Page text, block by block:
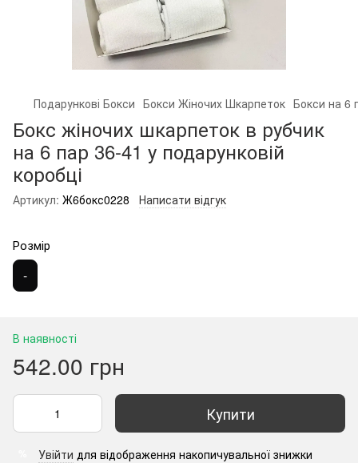
Подарункові Бокси Бокси Жіночих Шкарпеток Бокси на 6
Бокс жіночих шкарпеток в рубчик
на 6 пар 36-41 у подарунковій
коробці
Артикул: Ж6бокс0228 Написати відгук
Розмір
-
В наявності
542.00 грн
Купити
Увійти для відображення накопичувальної знижки